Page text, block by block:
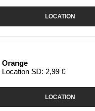
LOCATION
Orange
Location SD: 2,99 €
LOCATION